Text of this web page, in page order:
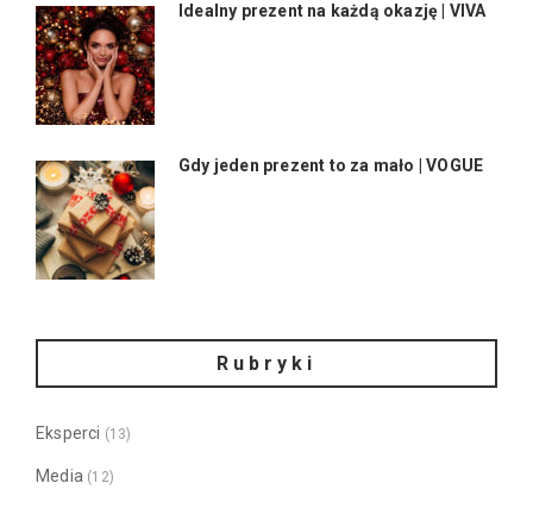
Idealny prezent na każdą okazję | VIVA
Gdy jeden prezent to za mało | VOGUE
Rubryki
Eksperci (13)
Media (12)